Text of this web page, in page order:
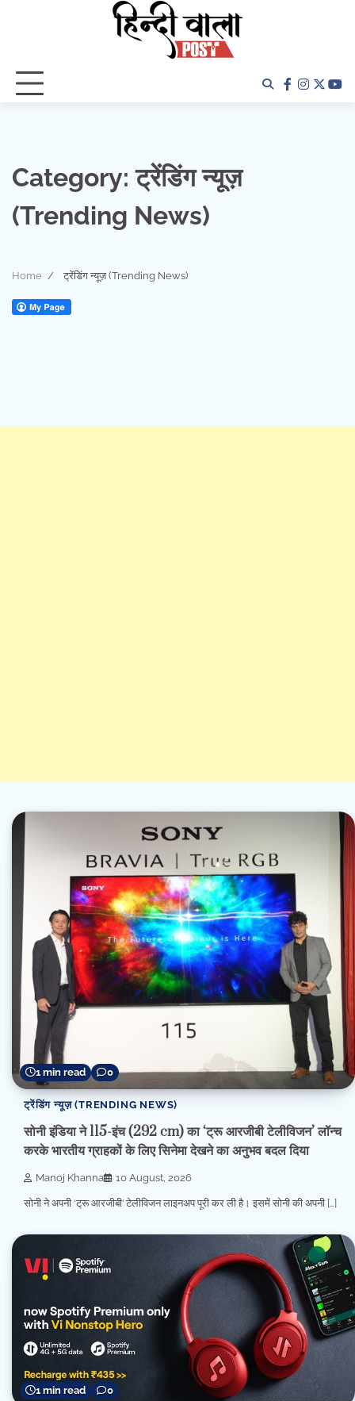
facebook
twitter
Category:ट्रेंडिंग न्यूज़
(Trending News)
Home ट्रेंडिंग न्यूज़ (Trending News)
1 min read 0
ट्रेंडिंग न्यूज़ (TRENDING NEWS)
सोनी इंडिया ने 115-इंच (292 cm) का ‘ट्रू आरजीबी टेलीविजन’ लॉन्च
करके भारतीय ग्राहकों के लिए सिनेमा देखने का अनुभव बदल दिया
Manoj Khanna 10 August, 2026
सोनी ने अपनी ‘ट्रू आरजीबी’ टेलीविजन लाइनअप पूरी कर ली है। इसमें सोनी की अपनी […]
1 min read 0